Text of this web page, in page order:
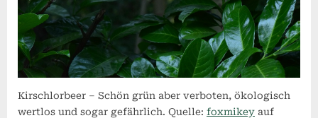
Kirschlorbeer – Schön grün aber verboten, ökologisch
wertlos und sogar gefährlich. Quelle: foxmikey auf